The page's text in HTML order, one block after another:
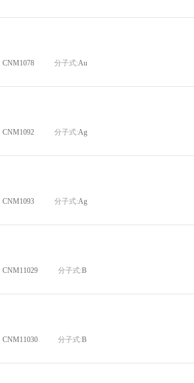
CNM1078 分子式:Au
CNM1092 分子式:Ag
CNM1093 分子式:Ag
CNM11029 分子式:B
CNM11030 分子式:B